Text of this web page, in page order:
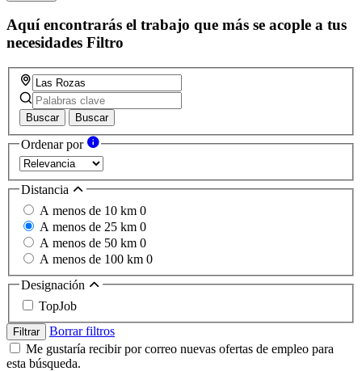
Aquí encontrarás el trabajo que más se acople a tus
necesidades Filtro
Buscar Buscar
Ordenar por
Distancia
A menos de 10 km 0
A menos de 25 km 0
A menos de 50 km 0
A menos de 100 km 0
Designación
TopJob
Filtrar
Borrar filtros
Me gustaría recibir por correo nuevas ofertas de empleo para
esta búsqueda.